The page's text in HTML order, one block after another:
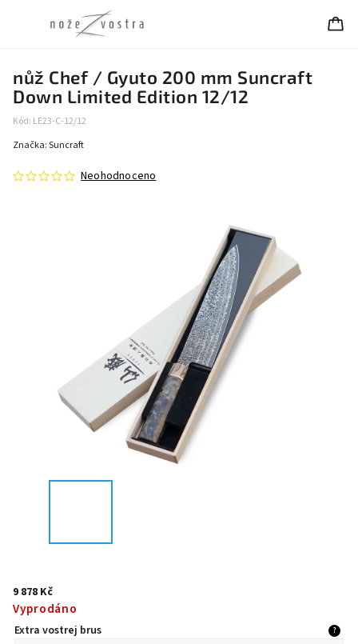
nůž Chef / Gyuto 200 mm Suncraft
Down Limited Edition 12/12
Kód: LE23-C-12/12
Neohodnoceno
Značka:Suncraft
9 878 Kč
Vyprodáno
Extra vostrej brus ?